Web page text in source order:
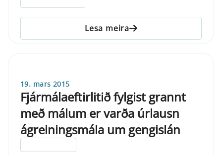
Lesa meira
19. mars 2015
Fjármálaeftirlitið fylgist grannt
með málum er varða úrlausn
ágreiningsmála um gengislán